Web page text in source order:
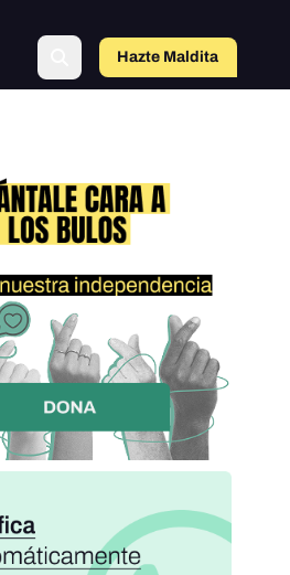
Hazte Maldito